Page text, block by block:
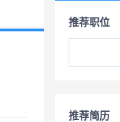
推荐职位
推荐简历